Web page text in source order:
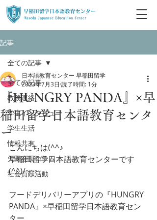
記事
全ての記事
教務連絡
学生インタビュー
学生生活
情報共有
矢野会長コラム
社会貢献活動
全ての記事
『HUNGRY PANDA』×早
稲田留学日本語教育センタ
ー
日本語教育センター 早稲田留学
2023年7月3日 読了時間: 1分
こんにちは(^^♪
早稲田留学日本語教育センターです
(^^)/~~~
フードデリバリーアプリの『HUNGRY
PANDA』×早稲田留学日本語教育セン